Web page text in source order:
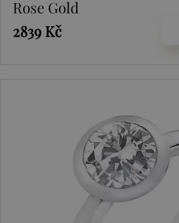
Rose Gold
2839 Kč